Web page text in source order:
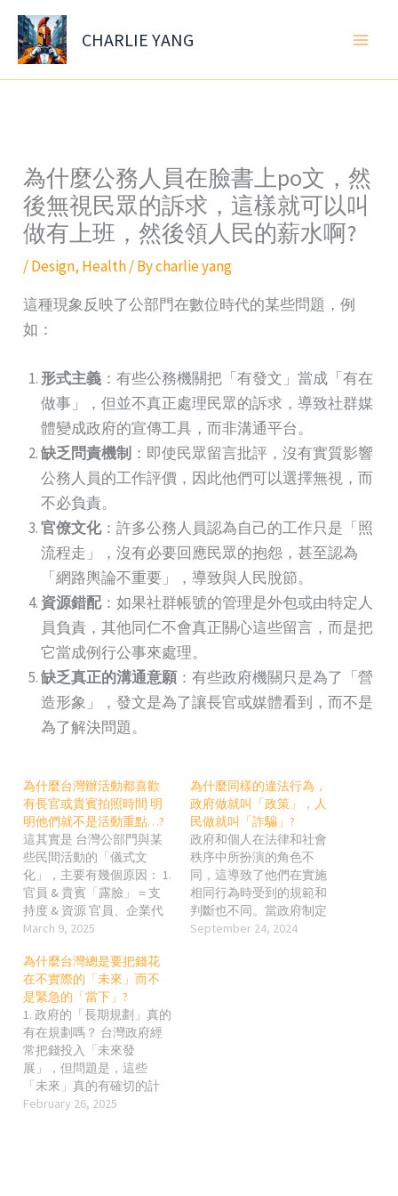
Skip
content
CHARLIE YANG
為什麼公務人員在臉書上po文，然
後無視民眾的訴求，這樣就可以叫
做有上班，然後領人民的薪水啊?
/Design, Health/ Bycharlie yang
這種現象反映了公部門在數位時代的某些問題，例
如：
形式主義 ：有些公務機關把「有發文」當成「有在
做事」，但並不真正處理民眾的訴求，導致社群媒
體變成政府的宣傳工具，而非溝通平台。
缺乏問責機制 ：即使民眾留言批評，沒有實質影響
公務人員的工作評價，因此他們可以選擇無視，而
不必負責。
官僚文化：許多公務人員認為自己的工作只是「照
流程走」，沒有必要回應民眾的抱怨，甚至認為
「網路輿論不重要」，導致與人民脫節。
資源錯配：如果社群帳號的管理是外包或由特定人
員負責，其他同仁不會真正關心這些留言，而是把
它當成例行公事來處理。
缺乏真正的溝通意願：有些政府機關只是為了「營
造形象」，發文是為了讓長官或媒體看到，而不是
為了解決問題。
為什麼台灣辦活動都喜歡
有長官或貴賓拍照時間 明
明他們就不是活動重點…?
這其實是 台灣公部門與某
些民間活動的「儀式文
化」，主要有幾個原因： 1.
官員 & 貴賓「露臉」＝支
持度 & 資源 官員、企業代
表、議員等出席活動，通
或企業的支持，甚至是有
預算補助的。 有照片、有
新聞報導，就能證明他們
「有在做事」，也能讓選
民或上級看到，這對官員
的政治形象有加分。 主辦
單位也能藉此獲得更多後
續的資源或贊助。 2. 典禮
式文化 & 「長官來了就是
March 9, 2025
為什麼同樣的違法行為，
政府做就叫「政策」，人
民做就叫「詐騙」?
政府和個人在法律和社會
秩序中所扮演的角色不
同，這導致了他們在實施
相同行為時受到的規範和
判斷也不同。當政府制定
政策時，它通常是基於法
September 24, 2024
為什麼台灣總是要把錢花
在不實際的「未來」而不
是緊急的「當下」?
1. 政府的「長期規劃」真的
有在規劃嗎？ 台灣政府經
常把錢投入「未來發
展」，但問題是，這些
「未來」真的有確切的計
畫和執行力嗎？很多時
February 26, 2025